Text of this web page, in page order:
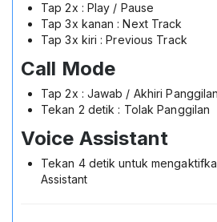
Tap 2x : Play / Pause
Tap 3x kanan : Next Track
Tap 3x kiri : Previous Track
Call Mode
Tap 2x : Jawab / Akhiri Panggilan
Tekan 2 detik : Tolak Panggilan
Voice Assistant
Tekan 4 detik untuk
Assistant